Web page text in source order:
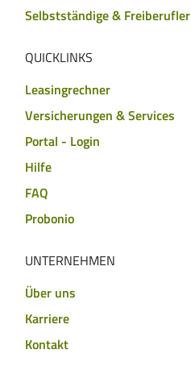
Selbstständige & Freiberufler
QUICKLINKS
Leasingrechner
Versicherungen & Services
Portal - Login
Hilfe
FAQ
Probonio
UNTERNEHMEN
Über uns
Karriere
Kontakt